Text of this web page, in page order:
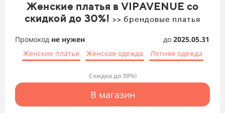
Женские платья в VIPAVENUE со
скидкой до 30%! >> брендовые платья
Промокод не нужен до 2025.05.31
Женские платья
Женская одежда Летняя одежда
Скидка до 30%!
В магазин